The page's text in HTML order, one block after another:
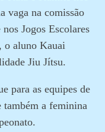
vaga na comissão
Jogos Escolares
o aluno Kauai
Jiu Jítsu.
para as equipes de
também a feminina